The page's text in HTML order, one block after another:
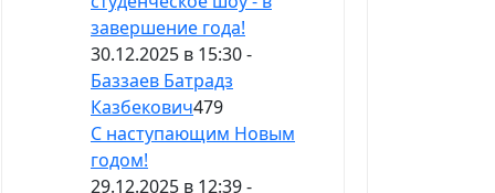
завершение года!
30.12.2025 в 15:30 -
Баззаев Батрадз
Казбекович479
С наступающим Новым
годом!
29.12.2025 в 12:39 -